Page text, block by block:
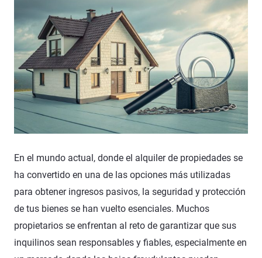
En el mundo actual, donde el alquiler de propiedades se
ha convertido en una de las opciones más utilizadas
para obtener ingresos pasivos, la seguridad y protección
de tus bienes se han vuelto esenciales. Muchos
propietarios se enfrentan al reto de garantizar que sus
inquilinos sean responsables y fiables, especialmente en